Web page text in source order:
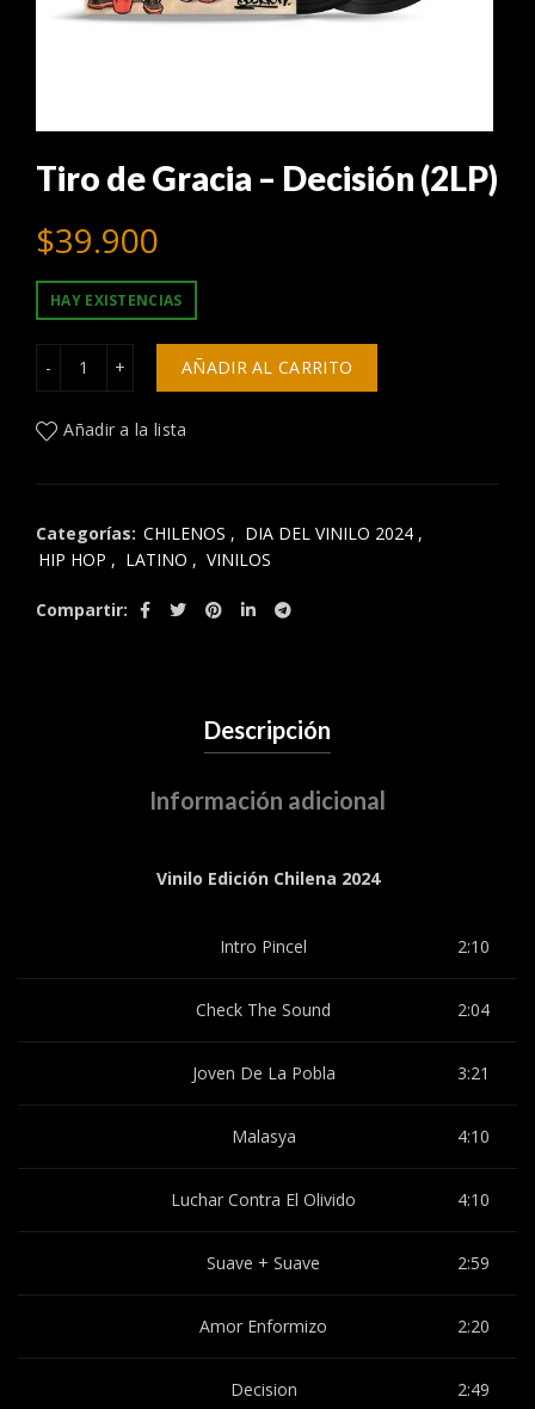
Tiro de Gracia – Decisión (2LP)
$39.900
HAY EXISTENCIAS
Tiro de Gracia – Decisión (2LP) cantidad
AÑADIR AL CARRITO
Añadir a la lista
Categorías: CHILENOS , DIA DEL VINILO 2024 ,
HIP HOP , LATINO , VINILOS
Compartir
Descripción
Información adicional
Vinilo Edición Chilena 2024
Intro Pincel 2:10
Check The Sound 2:04
Joven De La Pobla 3:21
Malasya 4:10
Luchar Contra El Olivido 4:10
Suave + Suave 2:59
Amor Enformizo 2:20
Decision 2:49